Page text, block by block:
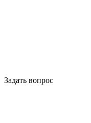
Задать вопрос